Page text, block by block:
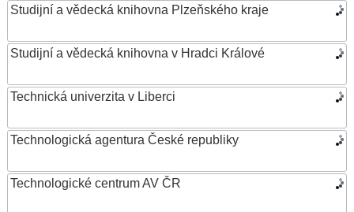
Studijní a vědecká knihovna Plzeňského kraje
Studijní a vědecká knihovna v Hradci Králové
Technická univerzita v Liberci
Technologická agentura České republiky
Technologické centrum AV ČR